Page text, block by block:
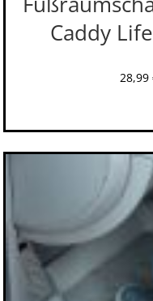
Caddy
28,99